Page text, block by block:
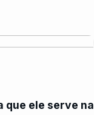
que ele serve na